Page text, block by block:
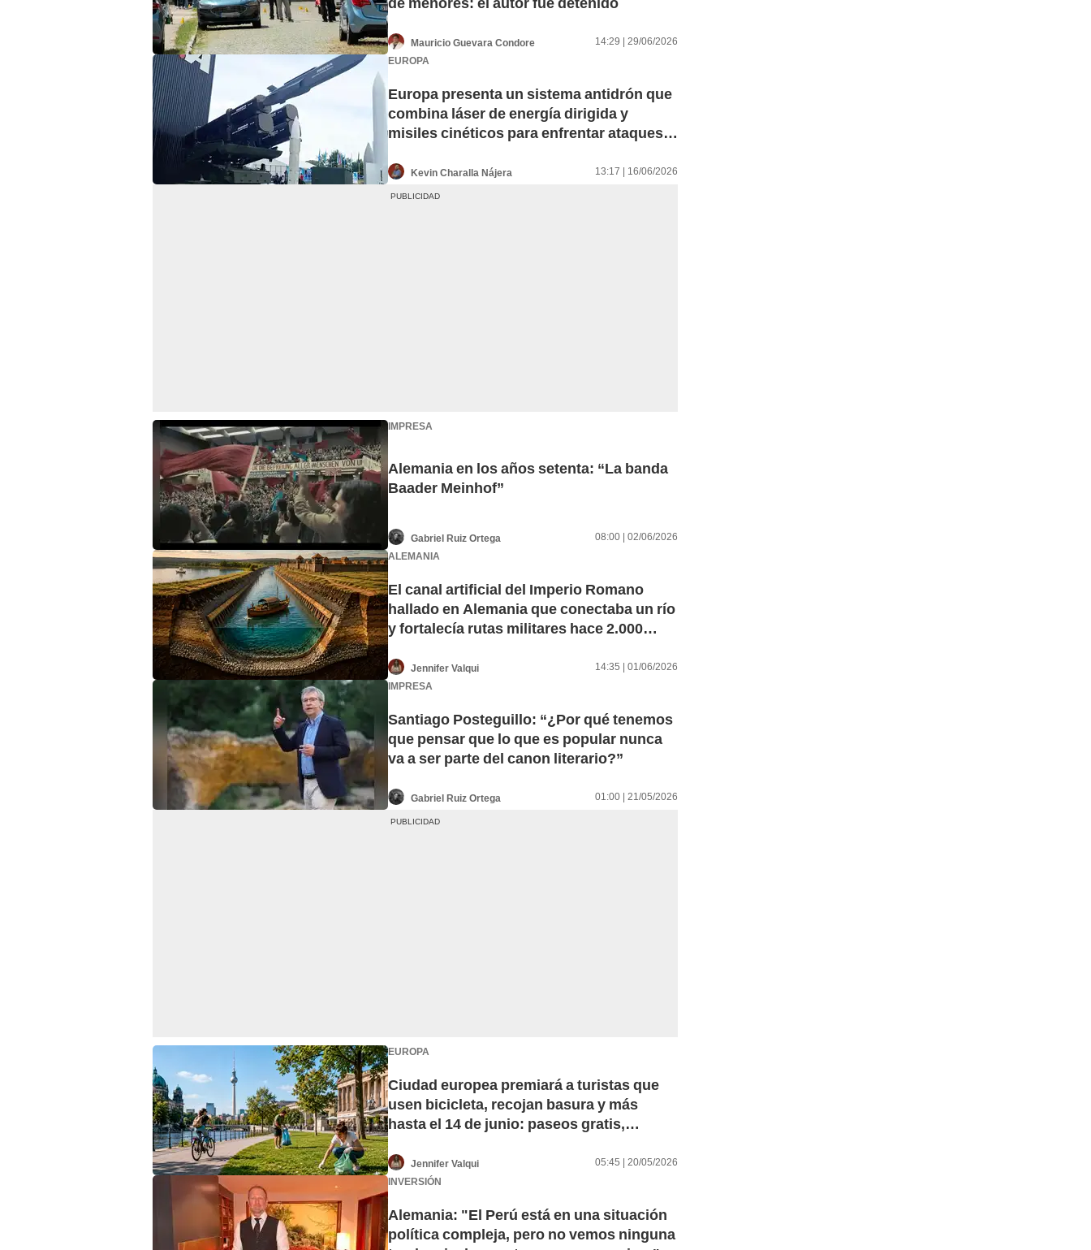
Mauricio Guevara Condore
14:29 | 29/06/2026
EUROPA
Europa presenta un sistema antidrón que
combina láser de energía dirigida y
misiles cinéticos para enfrentar ataques
Kevin Charalla Nájera 13:17 | 16/06/2026
IMPRESA
Alemania en los años setenta: “La banda
Baader Meinhof”
Gabriel Ruiz Ortega
08:00 | 02/06/2026
ALEMANIA
El canal artificial del Imperio Romano
hallado en Alemania que conectaba un río
y fortalecía rutas militares hace 2.000
Jennifer Valqui
14:35 | 01/06/2026
IMPRESA
Santiago Posteguillo: “¿Por qué tenemos
que pensar que lo que es popular nunca
va a ser parte del canon literario?”
Gabriel Ruiz Ortega 01:00 | 21/05/2026
EUROPA
Ciudad europea premiará a turistas que
usen bicicleta, recojan basura y más
hasta el 14 de junio: paseos gratis,
Jennifer Valqui
05:45 | 20/05/2026
INVERSIÓN
Alemania: "El Perú está en una situación
política compleja, pero no vemos ninguna